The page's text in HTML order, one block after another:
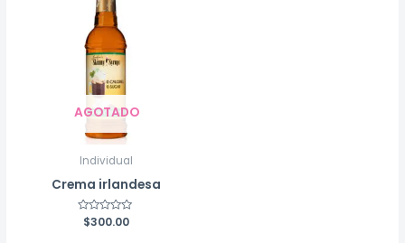
AGOTADO
Individual
Crema irlandesa
Rated
$300.00